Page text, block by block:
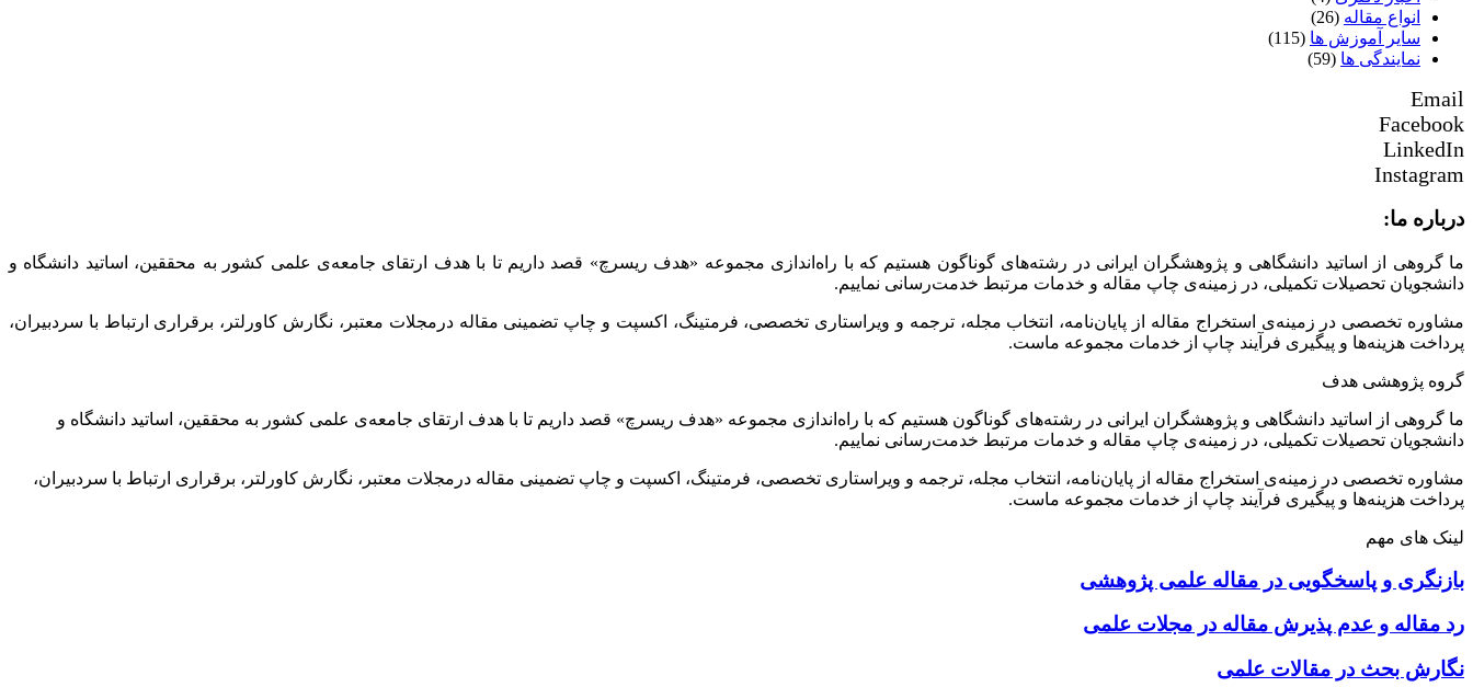
انواع مقاله (26)
سایر آموزش ها (115)
نمایندگی ها (59)
Email
Facebook
LinkedIn
Instagram
درباره ما:
ما گروهی از اساتید دانشگاهی و پژوهشگران ایرانی در رشته‌های گوناگون هستیم که با راه‌اندازی مجموعه «هدف ریسرچ» قصد داریم تا با هدف ارتقای جامعه‌ی علمی کشور به محققین، اساتید دانشگاه و
دانشجویان تحصیلات تکمیلی، در زمینه‌ی چاپ مقاله و خدمات مرتبط خدمت‌رسانی نماییم.
مشاوره تخصصی در زمینه‌ی استخراج مقاله از پایان‌نامه، انتخاب مجله، ترجمه و ویراستاری تخصصی، فرمتینگ، اکسپت و چاپ تضمینی مقاله درمجلات معتبر، نگارش کاورلتر، برقراری ارتباط با سردبیران،
پرداخت هزینه‌ها و پیگیری فرآیند چاپ از خدمات مجموعه ماست.
گروه پژوهشی هدف
ما گروهی از اساتید دانشگاهی و پژوهشگران ایرانی در رشته‌های گوناگون هستیم که با راه‌اندازی مجموعه «هدف ریسرچ» قصد داریم تا با هدف ارتقای جامعه‌ی علمی کشور به محققین، اساتید دانشگاه و
دانشجویان تحصیلات تکمیلی، در زمینه‌ی چاپ مقاله و خدمات مرتبط خدمت‌رسانی نماییم.
مشاوره تخصصی در زمینه‌ی استخراج مقاله از پایان‌نامه، انتخاب مجله، ترجمه و ویراستاری تخصصی، فرمتینگ، اکسپت و چاپ تضمینی مقاله درمجلات معتبر، نگارش کاورلتر، برقراری ارتباط با سردبیران،
پرداخت هزینه‌ها و پیگیری فرآیند چاپ از خدمات مجموعه ماست.
لینک های مهم
بازنگری و پاسخگویی در مقاله علمی پژوهشی
رد مقاله و عدم پذیرش مقاله در مجلات علمی
نگارش بحث در مقالات علمی